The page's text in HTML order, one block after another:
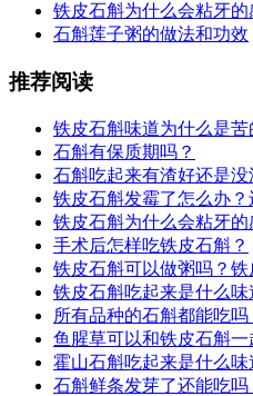
铁皮石斛为什么会粘牙的
石斛莲子粥的做法和功效
推荐阅读
铁皮石斛味道为什么是苦
石斛有保质期吗？
石斛吃起来有渣好还是没
铁皮石斛发霉了怎么办？
铁皮石斛为什么会粘牙的
手术后怎样吃铁皮石斛？
铁皮石斛可以做粥吗？
铁皮石斛吃起来是什么味
所有品种的石斛都能吃吗
鱼腥草可以和铁皮石斛一
霍山石斛吃起来是什么味
石斛鲜条发芽了还能吃吗